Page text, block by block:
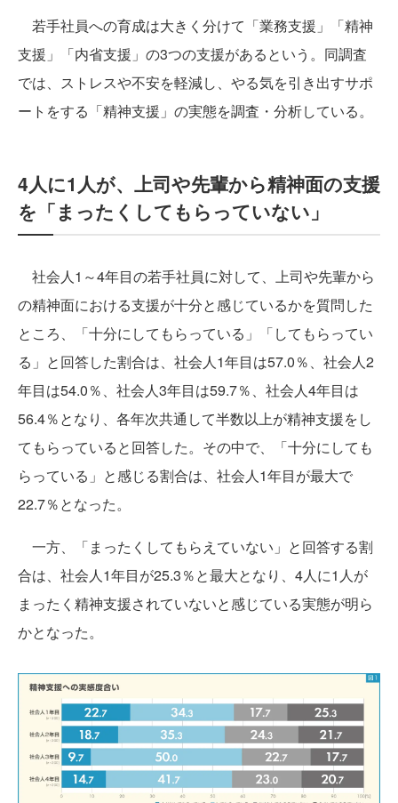
若手社員への育成は大きく分けて「業務支援」「精神
支援」「内省支援」の3つの支援があるという。同調査
では、ストレスや不安を軽減し、やる気を引き出すサポ
ートをする「精神支援」の実態を調査・分析している。
4人に1人が、上司や先輩から精神面の支援
を「まったくしてもらっていない」
社会人1～4年目の若手社員に対して、上司や先輩から
の精神面における支援が十分と感じているかを質問した
ところ、「十分にしてもらっている」「してもらってい
る」と回答した割合は、社会人1年目は57.0％、社会人2
年目は54.0％、社会人3年目は59.7％、社会人4年目は
56.4％となり、各年次共通して半数以上が精神支援をし
てもらっていると回答した。その中で、「十分にしても
らっている」と感じる割合は、社会人1年目が最大で
22.7％となった。
一方、「まったくしてもらえていない」と回答する割
合は、社会人1年目が25.3％と最大となり、4人に1人が
まったく精神支援されていないと感じている実態が明ら
かとなった。